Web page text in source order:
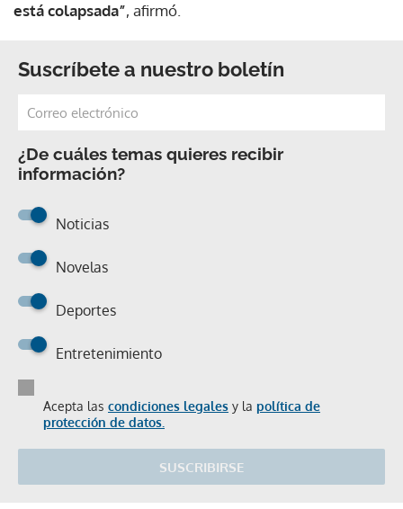
está colapsada”, afirmó.
Suscríbete a nuestro boletín
¿De cuáles temas quieres recibir
información?
Noticias
Novelas
Deportes
Entretenimiento
Acepta las condiciones legales y la política de
protección de datos.
SUSCRIBIRSE